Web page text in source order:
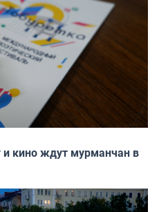
и кино ждут мурманчан в